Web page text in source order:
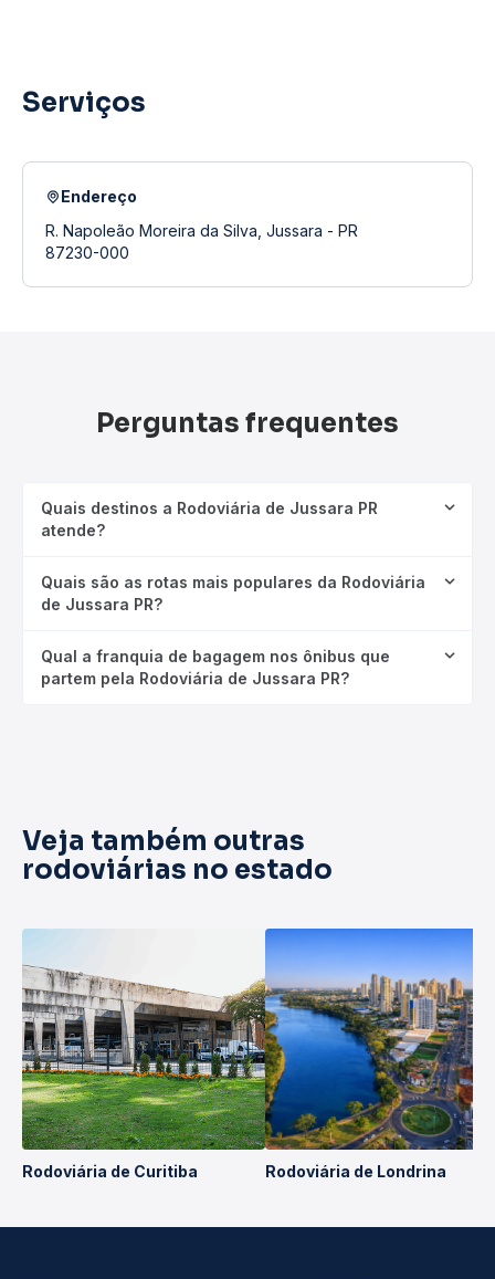
Serviços
Endereço
R. Napoleão Moreira da Silva, Jussara - PR
87230-000
Perguntas frequentes
Quais destinos a Rodoviária de Jussara PR
atende?
Quais são as rotas mais populares da Rodoviária
de Jussara PR?
Qual a franquia de bagagem nos ônibus que
partem pela Rodoviária de Jussara PR?
Veja também outras
rodoviárias no estado
Rodoviária de Curitiba Rodoviária de Londrina